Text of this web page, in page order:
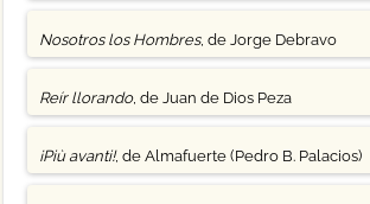
Nosotros los Hombres, de Jorge Debravo
Reír llorando, de Juan de Dios Peza
¡Più avanti!, de Almafuerte (Pedro B. Palacios)